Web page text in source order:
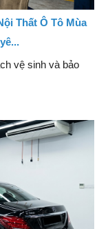
Thất Ô Tô Mùa
vệ sinh và bảo